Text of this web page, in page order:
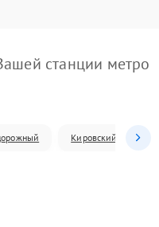
станции метро
Кировский